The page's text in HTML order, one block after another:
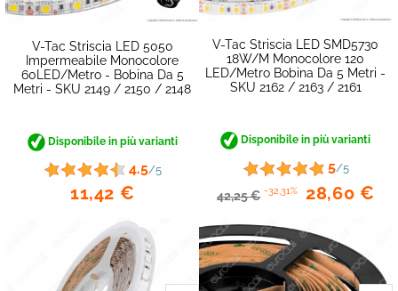
V-Tac Striscia LED 5050
Impermeabile Monocolore
60LED/metro - Bobina Da 5
Metri - SKU 2149 / 2150 / 2148
Disponibile in più varianti
4.5/5
11,42 €
V-Tac Striscia LED SMD5730
18W/m Monocolore 120
LED/metro Bobina Da 5 Metri -
SKU 2162 / 2163 / 2161
Disponibile in più varianti
5/5
42,25 € -32,31% 28,60 €